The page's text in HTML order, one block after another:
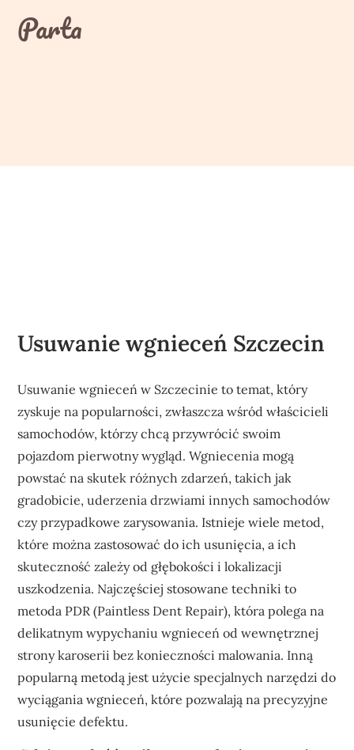
contentParta
Usuwanie wgnieceń Szczecin
Usuwanie wgnieceń w Szczecinie to temat, który
zyskuje na popularności, zwłaszcza wśród właścicieli
samochodów, którzy chcą przywrócić swoim
pojazdom pierwotny wygląd. Wgniecenia mogą
powstać na skutek różnych zdarzeń, takich jak
gradobicie, uderzenia drzwiami innych samochodów
czy przypadkowe zarysowania. Istnieje wiele metod,
które można zastosować do ich usunięcia, a ich
skuteczność zależy od głębokości i lokalizacji
uszkodzenia. Najczęściej stosowane techniki to
metoda PDR (Paintless Dent Repair), która polega na
delikatnym wypychaniu wgnieceń od wewnętrznej
strony karoserii bez konieczności malowania. Inną
popularną metodą jest użycie specjalnych narzędzi do
wyciągania wgnieceń, które pozwalają na precyzyjne
usunięcie defektu.